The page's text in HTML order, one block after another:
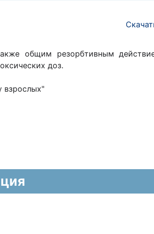
общим резорбтивным
доз.
взрослых"